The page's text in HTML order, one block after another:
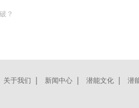
？
关于我们 新闻中心 潜能文化 潜